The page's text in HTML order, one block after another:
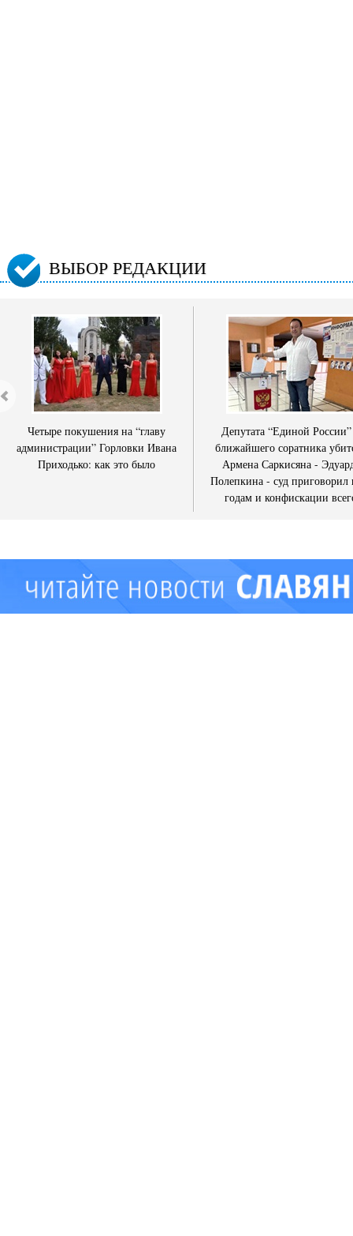
ВЫБОР РЕДАКЦИИ
Четыре покушения на “главу
администрации” Горловки Ивана
Приходько: как это было
Депутата “Единой
ближайшего соратника
Армена Саркисяна -
Полепкина - суд приговорил
годам и конфискации